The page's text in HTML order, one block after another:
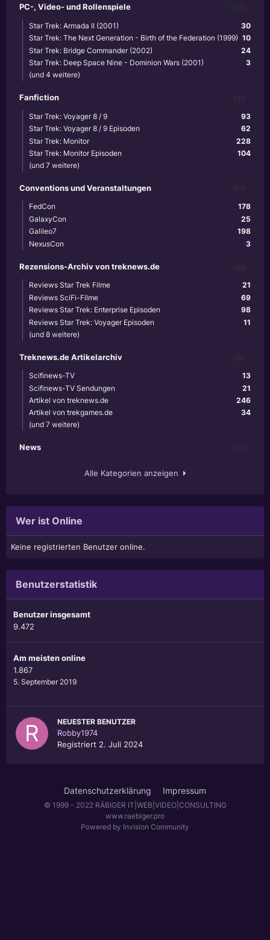
PC-, Video- und Rollenspiele
30
Star Trek: Armada II (2001)
10
Star Trek: The Next Generation - Birth of the Federation (1999)
24
Star Trek: Bridge Commander (2002)
3
Star Trek: Deep Space Nine - Dominion Wars (2001)
(und 4 weitere)
Fanfiction
93
Star Trek: Voyager 8 / 9
62
Star Trek: Voyager 8 / 9 Episoden
228
Star Trek: Monitor
104
Star Trek: Monitor Episoden
(und 7 weitere)
Conventions und Veranstaltungen
178
FedCon
25
GalaxyCon
198
Galileo7
3
NexusCon
Rezensions-Archiv von treknews.de
21
Reviews Star Trek Filme
69
Reviews SciFi-Filme
98
Reviews Star Trek: Enterprise Episoden
11
Reviews Star Trek: Voyager Episoden
(und 8 weitere)
Treknews.de Artikelarchiv
13
Scifinews-TV
21
Scifinews-TV Sendungen
246
Artikel von treknews.de
34
Artikel von trekgames.de
(und 7 weitere)
News
Alle Kategorien anzeigen
Wer ist Online
Keine registrierten Benutzer online.
Benutzerstatistik
Benutzer insgesamt
9.472
Am meisten online
1.867
5. September 2019
NEUESTER BENUTZER
Robby1974
Registriert 2. Juli 2024
Datenschutzerklärung Impressum
© 1999 - 2022 RÄBIGER IT|WEB|VIDEO|CONSULTING
www.raebiger.pro
Powered by Invision Community